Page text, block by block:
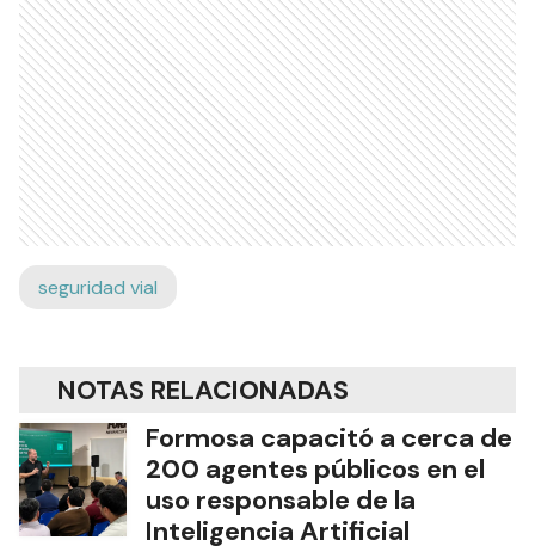
seguridad vial
NOTAS RELACIONADAS
Formosa capacitó a cerca de
200 agentes públicos en el
uso responsable de la
Inteligencia Artificial